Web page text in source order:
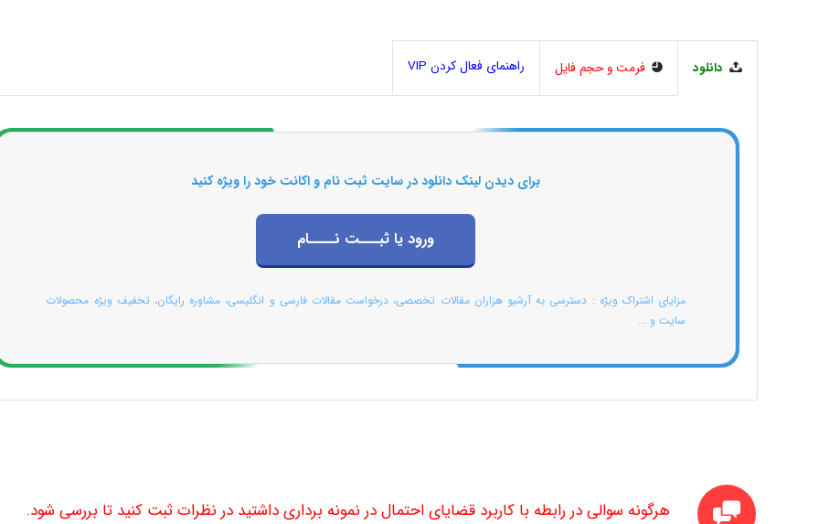
دانلود فرمت و حجم فایل راهنمای فعال کردن VIP
برای دیدن لینک دانلود در سایت ثبت نام و اکانت خود را ویژه کنید
ورود یا ثبـــت نــــام
مزایای اشتراک ویژه : دسترسی به آرشیو هزاران مقالات تخصصی، درخواست مقالات فارسی و انگلیسی، مشاوره رایگان، تخفیف ویژه محصولات
سایت و ...
هرگونه سوالی در رابطه با کاربرد قضایای احتمال در نمونه برداری داشتید در نظرات ثبت کنید تا بررسی شود.